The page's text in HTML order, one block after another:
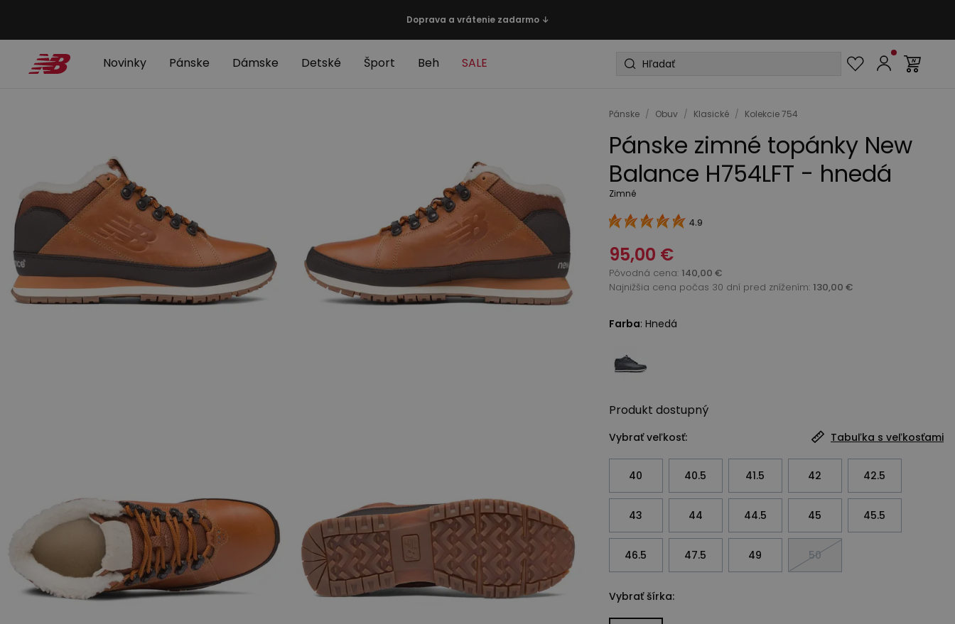
Doprava a vrátenie zadarmo ↓
Novinky Pánske Dámske Detské Šport Beh SALE
Pánske / Obuv / Klasické / Kolekcie 754
Pánske zimné topánky New
Balance H754LFT - hnedá
Zimné
4.9
95,00 €
Pôvodná cena: 140,00 €
Najnižšia cena počas 30 dní pred znížením: 130,00 €
Farba: Hnedá
Produkt dostupný
Vybrať veľkosť: Tabuľka s veľkosťami
40 40.5 41.5 42 42.5
43 44 44.5 45 45.5
46.5 47.5 49 50
Vybrať šírka: